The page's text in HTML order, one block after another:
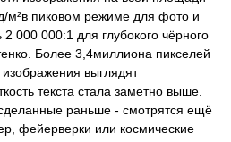
м²в пиковом режиме для фото и
2 000 000:1 для глубокого чёрного
Более 3,4миллиона пикселей
выглядят
текста стала заметно выше.
раньше - смотрятся ещё
фейерверки или космические